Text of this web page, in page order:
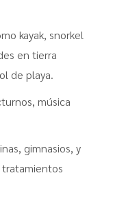
kayak, snorkel
en tierra
de playa.
música
gimnasios, y
tratamientos